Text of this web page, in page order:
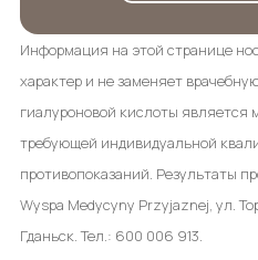
Информация на этой странице
характер и не заменяет
гиалуроновой кислоты является
требующей индивидуальной
противопоказаний. Результаты
Wyspa Medycyny Przyjaznej, ул.
Гданьск. Тел.: 600 006 913.